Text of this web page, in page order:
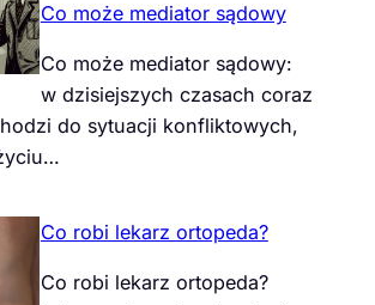
Co może mediator sądowy
Co może mediator sądowy:
w dzisiejszych czasach coraz
do sytuacji konfliktowych,
Co robi lekarz ortopeda?
Co robi lekarz ortopeda?